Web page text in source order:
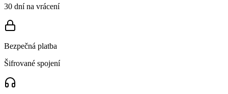
30 dní na vrácení
Bezpečná platba
Šifrované spojení